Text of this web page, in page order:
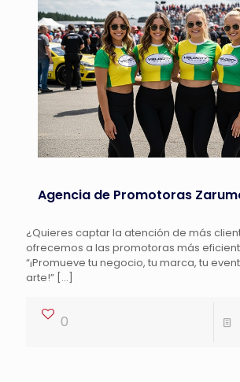
Agencia de Promotoras
¿Quieres captar la atención de más
ofrecemos a las promotoras más
“¡Promueve tu negocio, tu marca, tu
arte!” […]
0